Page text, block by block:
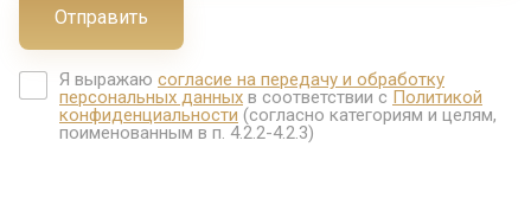
Я выражаю согласие на передачу и обработку
персональных данных в соответствии с Политикой
конфиденциальности (согласно категориям и целям,
поименованным в п. 4.2.2-4.2.3)
Отправить